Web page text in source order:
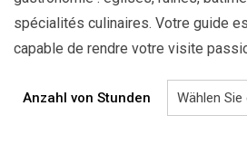
spécialités culinaires. Votre guide
capable de rendre votre visite
Anzahl von Stunden